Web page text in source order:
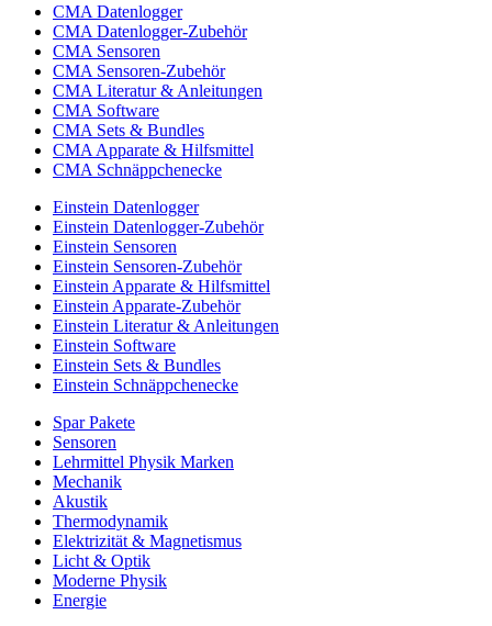
CMA Datenlogger
CMA Datenlogger-Zubehör
CMA Sensoren
CMA Sensoren-Zubehör
CMA Literatur & Anleitungen
CMA Software
CMA Sets & Bundles
CMA Apparate & Hilfsmittel
CMA Schnäppchenecke
Einstein Datenlogger
Einstein Datenlogger-Zubehör
Einstein Sensoren
Einstein Sensoren-Zubehör
Einstein Apparate & Hilfsmittel
Einstein Apparate-Zubehör
Einstein Literatur & Anleitungen
Einstein Software
Einstein Sets & Bundles
Einstein Schnäppchenecke
Spar Pakete
Sensoren
Lehrmittel Physik Marken
Mechanik
Akustik
Thermodynamik
Elektrizität & Magnetismus
Licht & Optik
Moderne Physik
Energie